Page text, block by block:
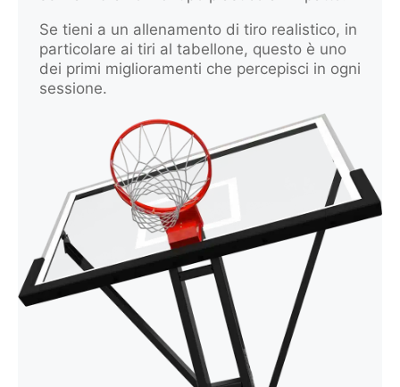
Se tieni a un allenamento di tiro realistico, in
particolare ai tiri al tabellone, questo è uno
dei primi miglioramenti che percepisci in ogni
sessione.